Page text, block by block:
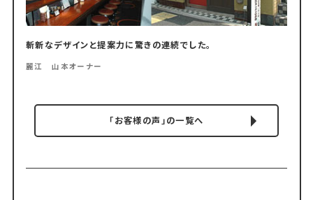
斬新なデザインと提案力に驚きの連続でした。
麗江 山本オーナー
「お客様の声」の一覧へ